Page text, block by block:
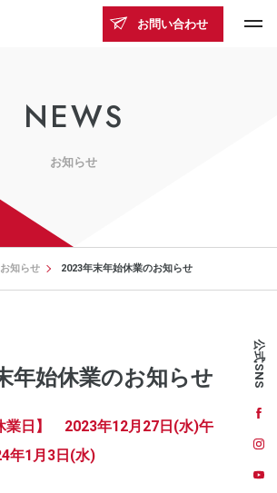
お問い合わせ
公式SNS
NEWS
お知らせ
お知らせ 2023年末年始休業のお知らせ
年始休業のお知らせ
業日】 2023年12月27日(水)午
1月3日(水)